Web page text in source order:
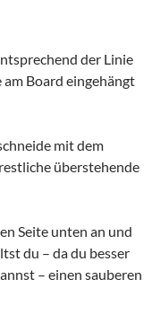
der Linie
am Board eingehängt
mit dem
überstehende
Seite unten an und
du – da du besser
– einen sauberen